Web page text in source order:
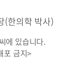
(한의학 박사)
에 있습니다.
포 금지>